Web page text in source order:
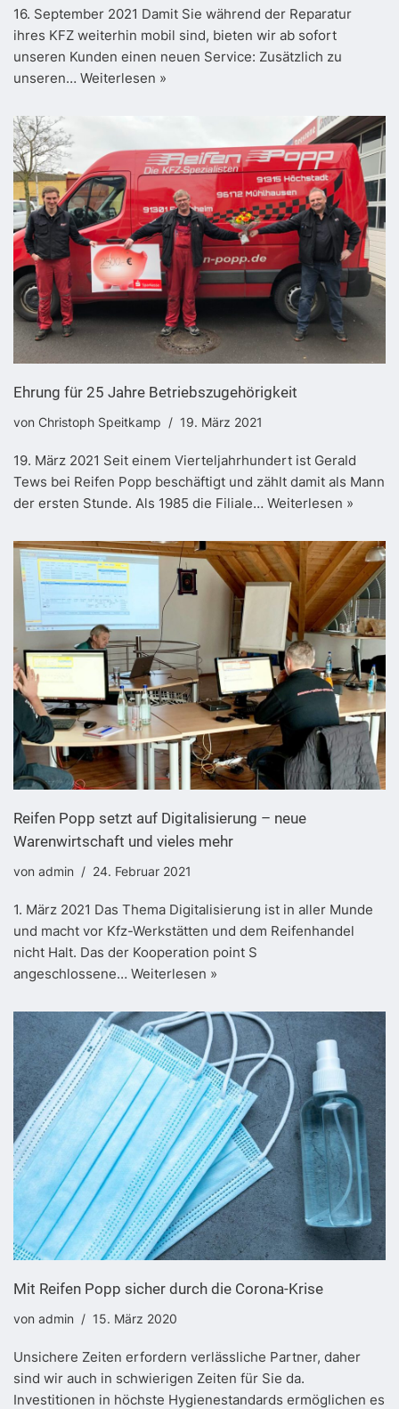
16. September 2021 Damit Sie während der Reparatur
ihres KFZ weiterhin mobil sind, bieten wir ab sofort
unseren Kunden einen neuen Service: Zusätzlich zu
unseren… Weiterlesen »
Ehrung für 25 Jahre Betriebszugehörigkeit
von Christoph Speitkamp 19. März 2021
19. März 2021 Seit einem Vierteljahrhundert ist Gerald
Tews bei Reifen Popp beschäftigt und zählt damit als Mann
der ersten Stunde. Als 1985 die Filiale… Weiterlesen »
Reifen Popp setzt auf Digitalisierung – neue
Warenwirtschaft und vieles mehr
von admin 24. Februar 2021
1. März 2021 Das Thema Digitalisierung ist in aller Munde
und macht vor Kfz-Werkstätten und dem Reifenhandel
nicht Halt. Das der Kooperation point S
angeschlossene… Weiterlesen »
Mit Reifen Popp sicher durch die Corona-Krise
von admin 15. März 2020
Unsichere Zeiten erfordern verlässliche Partner, daher
sind wir auch in schwierigen Zeiten für Sie da.
Investitionen in höchste Hygienestandards ermöglichen es